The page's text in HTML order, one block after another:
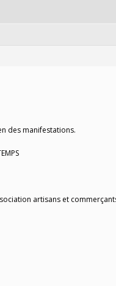
des manifestations.
artisans et